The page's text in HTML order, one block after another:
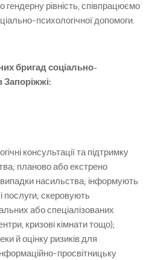
гендерну рівність, співпрацюємо
психологічної допомоги.
бригад соціально-
Запоріжжі:
консультації та підтримку
планово або екстрено
насильства; інформують
послуги; скеровують
або спеціалізованих
кризові кімнати тощо);
й оцінку ризиків для
просвітницьку